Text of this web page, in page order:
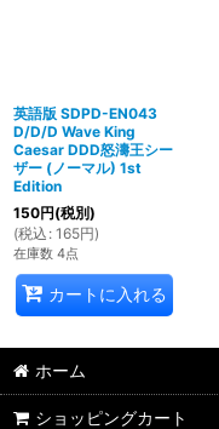
英語版 SDPD-EN043
D/D/D Wave King
Caesar DDD怒濤王シー
ザー (ノーマル) 1st
Edition
150円(税別)
(税込 : 165円)
在庫数 4点
カートに入れる
ホーム
ショッピングカート